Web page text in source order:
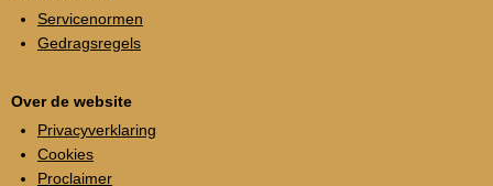
Servicenormen
Gedragsregels
Over de website
Privacyverklaring
Cookies
Proclaimer